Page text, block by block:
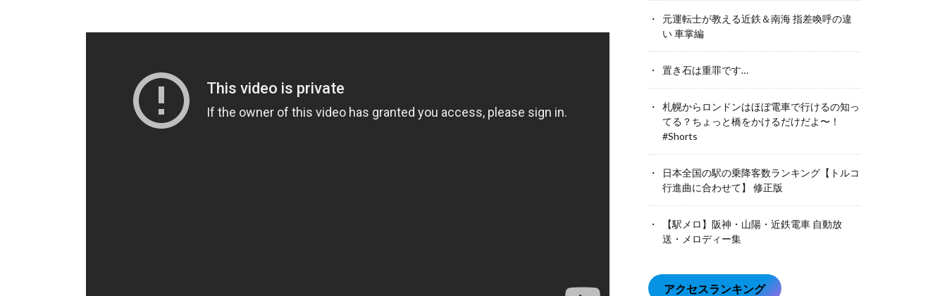
元運転士が教える近鉄＆南海 指差喚呼の違
い 車掌編
置き石は重罪です…
札幌からロンドンはほぼ電車で行けるの知っ
てる？ちょっと橋をかけるだけだよ〜！
#Shorts
日本全国の駅の乗降客数ランキング【トルコ
行進曲に合わせて】 修正版
【駅メロ】阪神・山陽・近鉄電車 自動放
送・メロディー集
アクセスランキング